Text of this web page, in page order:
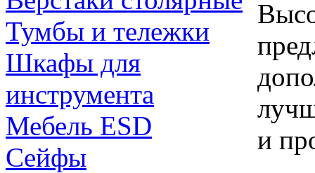
Тумбы и тележки
Шкафы для
инструмента
Мебель ESD
Сейфы
и